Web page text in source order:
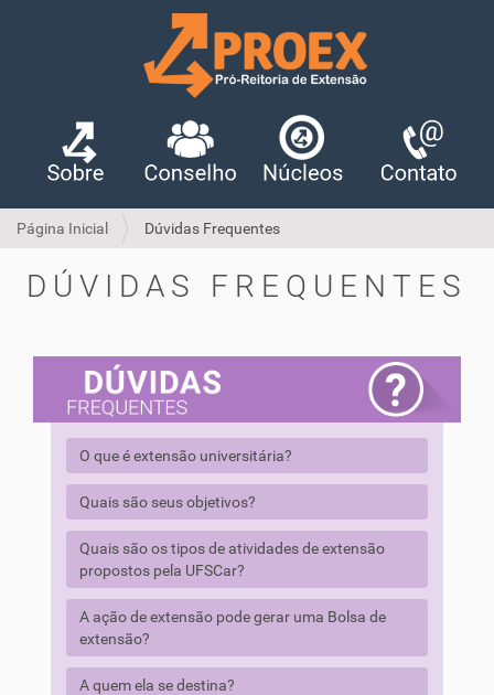
Página Inicial Dúvidas Frequentes
DÚVIDAS FREQUENTES
O que é extensão universitária?
Quais são seus objetivos?
Quais são os tipos de atividades de extensão
propostos pela UFSCar?
A ação de extensão pode gerar uma Bolsa de
extensão?
A quem ela se destina?